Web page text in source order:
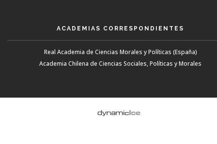
ACADEMIAS CORRESPONDIENTES
Real Academia de Ciencias Morales y Políticas (España)
Academia Chilena de Ciencias Sociales, Políticas y Morales